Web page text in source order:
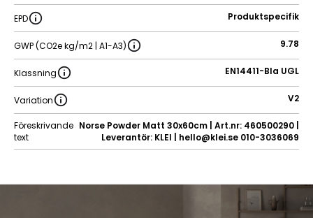
EPD Produktspecifik
GWP (CO2e kg/m2 | A1-A3) 9.78
Klassning EN14411-BIa UGL
Variation V2
Föreskrivande
text
Norse Powder Matt 30x60cm | Art.nr: 460500290 |
Leverantör: KLEI | hello@klei.se 010-3036069